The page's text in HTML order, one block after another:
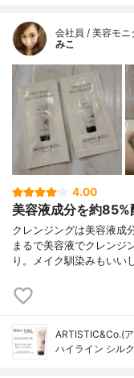
会社員 / 美容モニ
みこ
4.00
美容液成分を約
クレンジングは美容液成
まるで美容液でクレンジ
り。メイク馴染みもいい
ARTISTIC&Co.(
ハイライン シル